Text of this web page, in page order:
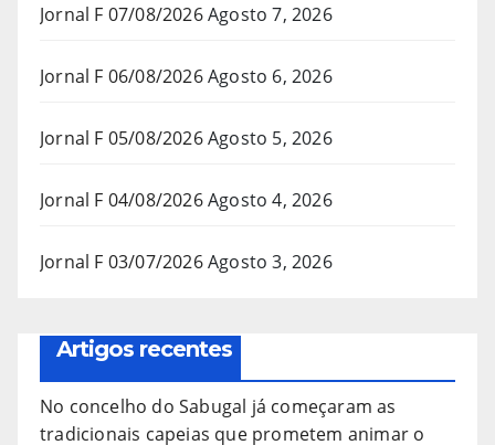
Jornal F 07/08/2026Agosto 7, 2026
Jornal F 06/08/2026Agosto 6, 2026
Jornal F 05/08/2026Agosto 5, 2026
Jornal F 04/08/2026Agosto 4, 2026
Jornal F 03/07/2026Agosto 3, 2026
Artigos recentes
No concelho do Sabugal já começaram as
tradicionais capeias que prometem animar o